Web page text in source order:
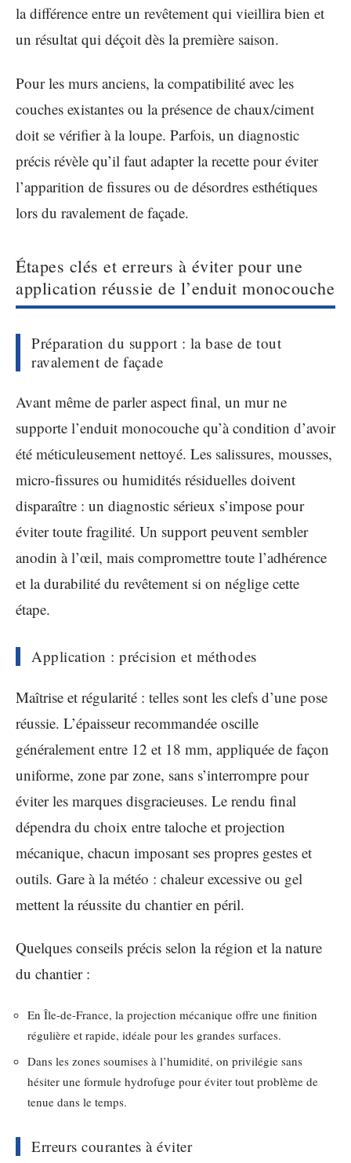
la différence entre un revêtement qui vieillira bien et
un résultat qui déçoit dès la première saison.
Pour les murs anciens, la compatibilité avec les
couches existantes ou la présence de chaux/ciment
doit se vérifier à la loupe. Parfois, un diagnostic
précis révèle qu’il faut adapter la recette pour éviter
l’apparition de fissures ou de désordres esthétiques
lors du ravalement de façade.
Étapes clés et erreurs à éviter pour une
application réussie de l’enduit monocouche
Préparation du support : la base de tout
ravalement de façade
Avant même de parler aspect final, un mur ne
supporte l’enduit monocouche qu’à condition d’avoir
été méticuleusement nettoyé. Les salissures, mousses,
micro-fissures ou humidités résiduelles doivent
disparaître : un diagnostic sérieux s’impose pour
éviter toute fragilité. Un support peuvent sembler
anodin à l’œil, mais compromettre toute l’adhérence
et la durabilité du revêtement si on néglige cette
étape.
Application : précision et méthodes
Maîtrise et régularité : telles sont les clefs d’une pose
réussie. L’épaisseur recommandée oscille
généralement entre 12 et 18 mm, appliquée de façon
uniforme, zone par zone, sans s’interrompre pour
éviter les marques disgracieuses. Le rendu final
dépendra du choix entre taloche et projection
mécanique, chacun imposant ses propres gestes et
outils. Gare à la météo : chaleur excessive ou gel
mettent la réussite du chantier en péril.
Quelques conseils précis selon la région et la nature
du chantier :
En Île-de-France, la projection mécanique offre une finition
régulière et rapide, idéale pour les grandes surfaces.
Dans les zones soumises à l’humidité, on privilégie sans
hésiter une formule hydrofuge pour éviter tout problème de
tenue dans le temps.
Erreurs courantes à éviter